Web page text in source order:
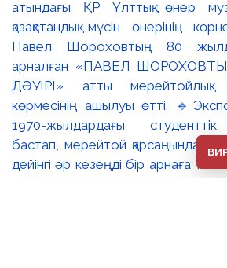
атындағы ҚР Ұлттық өнер
қазақстандық мүсін өнерінің
Павел Шороховтың 80
арналған «ПАВЕЛ
ДӘУІРІ» атты мерейтойлық
көрмесінің ашылуы өтті.
1970-жылдардағы
бастап, мерейтой қарсаңындағы
дейінгі әр кезеңді бір арнаға